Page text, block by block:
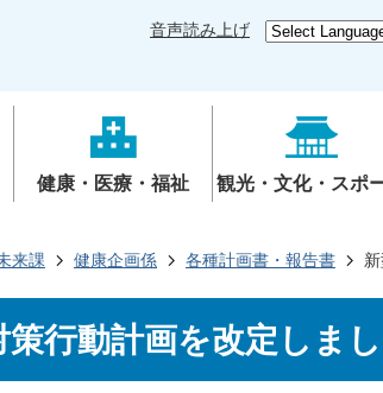
音声読み上げ
健康・医療・福祉 観光・文化・スポ
来課 健康企画係 各種計画書・報告書
行動計画を改定しま